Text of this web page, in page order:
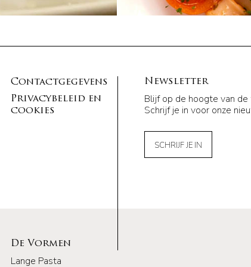
Contactgegevens
Privacybeleid en
cookies
Newsletter
Blijf op de hoogte van
Schrijf je in voor onze
SCHRIJF JE IN
De Vormen
Lange Pasta